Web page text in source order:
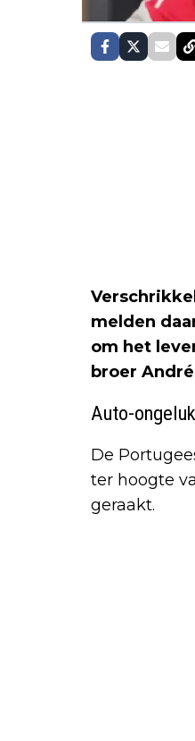
melden
om het
broer
Auto-ongeluk
De
ter hoogte
geraakt.